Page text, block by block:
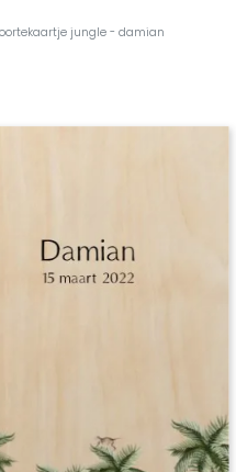
jungle - damian